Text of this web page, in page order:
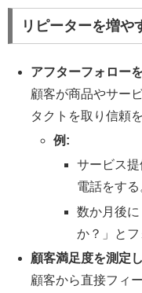
リピーターを増や
アフターフォロー
顧客が商品やサー
タクトを取り信頼
例:
サービス
電話をする
数か月後
か？」とフ
顧客満足度を測定
顧客から直接フィ